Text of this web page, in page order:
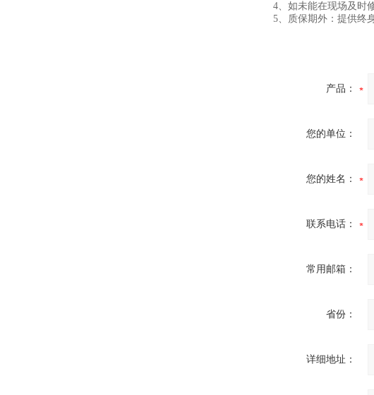
4、如未能在现场及时
5、质保期外：提供终
产品：
您的单位：
您的姓名：
联系电话：
常用邮箱：
省份：
详细地址：